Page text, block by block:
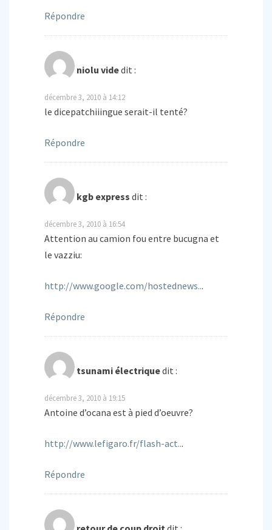
Répondre
niolu videdit :
décembre 3, 2010 à 14:12
le dicepatchiiingue serait-il tenté?
Répondre
kgb express dit :
décembre 3, 2010 à 16:54
Attention au camion fou entre bucugna et
le vazziu:
http://www.google.com/hostednews...
Répondre
tsunami électriquedit :
décembre 3, 2010 à 19:15
Antoine d’ocana est à pied d’oeuvre?
http://www.lefigaro.fr/flash-act...
Répondre